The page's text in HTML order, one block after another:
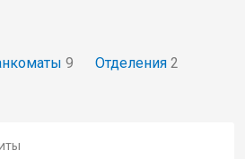
9 Отделения 2